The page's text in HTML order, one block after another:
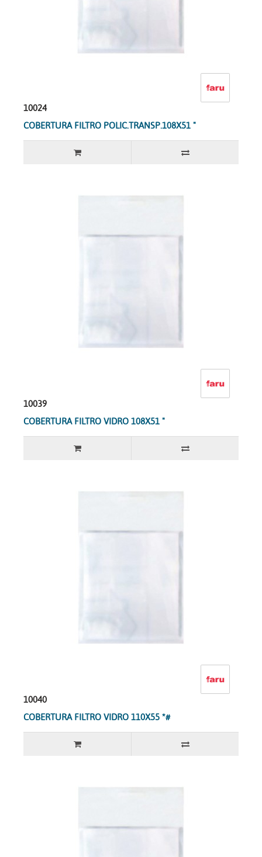
10024
COBERTURA FILTRO POLIC.TRANSP.108X51 "
10039
COBERTURA FILTRO VIDRO 108X51 "
10040
COBERTURA FILTRO VIDRO 110X55 *#